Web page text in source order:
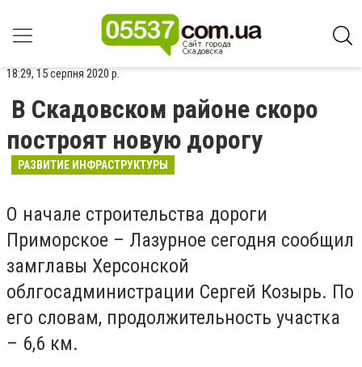
18:29, 15 серпня 2020 р.
В Скадовском районе скоро
построят новую дорогу
РАЗВИТИЕ ИНФРАСТРУКТУРЫ
О начале строительства дороги
Приморское – Лазурное сегодня сообщил
замглавы Херсонской
облгосадминистрации Сергей Козырь. По
его словам, продолжительность участка
– 6,6 км.